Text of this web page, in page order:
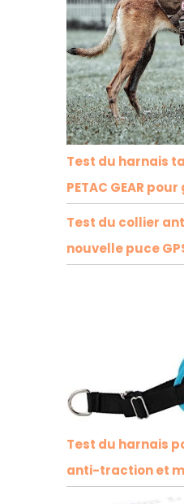
Test du harnais
PETAC GEAR
Test du collier
nouvelle puce
Test du harnais
anti-traction et